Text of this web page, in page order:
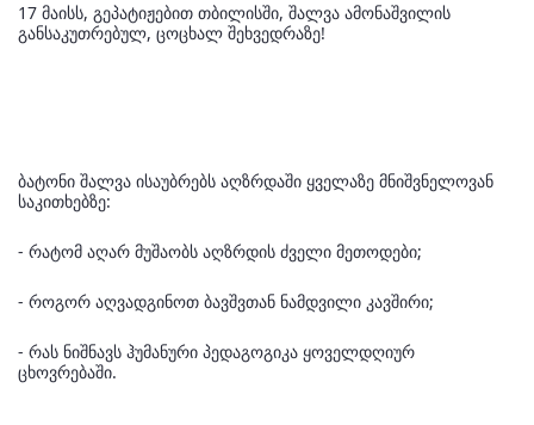
17 მაისს, გეპატიჟებით თბილისში, შალვა ამონაშვილის
განსაკუთრებულ, ცოცხალ შეხვედრაზე!
ბატონი შალვა ისაუბრებს აღზრდაში ყველაზე მნიშვნელოვან
საკითხებზე:
- რატომ აღარ მუშაობს აღზრდის ძველი მეთოდები;
- როგორ აღვადგინოთ ბავშვთან ნამდვილი კავშირი;
- რას ნიშნავს ჰუმანური პედაგოგიკა ყოველდღიურ
ცხოვრებაში.